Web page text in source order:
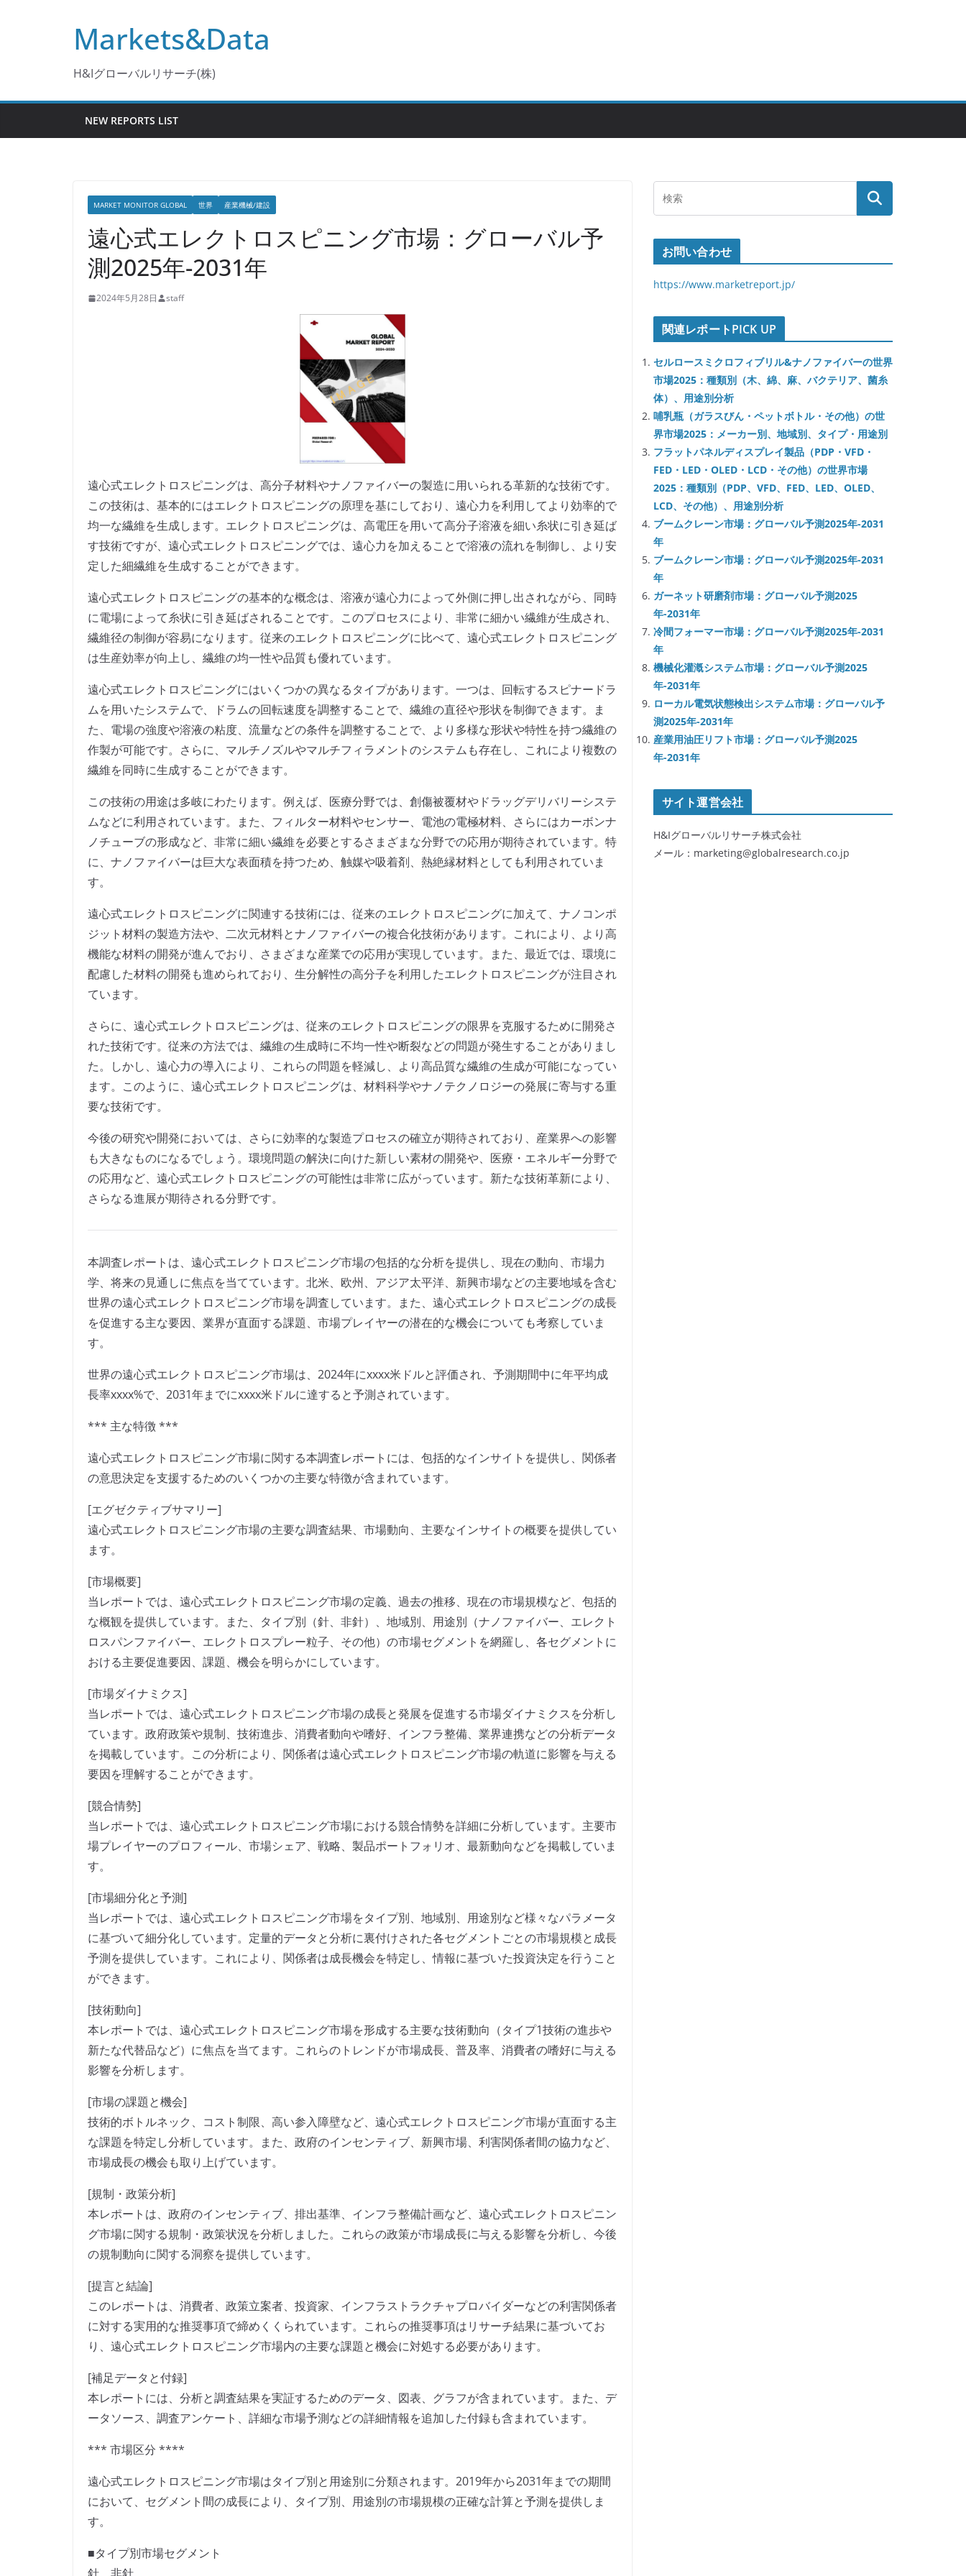
Markets&Data
H&Iグローバルリサーチ(株)
NEW REPORTS LIST
MARKET MONITOR GLOBAL 世界 産業機械/建設
遠心式エレクトロスピニング市場：グローバル予
測2025年-2031年
2024年5月28日 staff
遠心式エレクトロスピニングは、高分子材料やナノファイバーの製造に用いられる革新的な技術です。
この技術は、基本的にはエレクトロスピニングの原理を基にしており、遠心力を利用してより効率的で
均一な繊維を生成します。エレクトロスピニングは、高電圧を用いて高分子溶液を細い糸状に引き延ば
す技術ですが、遠心式エレクトロスピニングでは、遠心力を加えることで溶液の流れを制御し、より安
定した細繊維を生成することができます。
遠心式エレクトロスピニングの基本的な概念は、溶液が遠心力によって外側に押し出されながら、同時
に電場によって糸状に引き延ばされることです。このプロセスにより、非常に細かい繊維が生成され、
繊維径の制御が容易になります。従来のエレクトロスピニングに比べて、遠心式エレクトロスピニング
は生産効率が向上し、繊維の均一性や品質も優れています。
遠心式エレクトロスピニングにはいくつかの異なるタイプがあります。一つは、回転するスピナードラ
ムを用いたシステムで、ドラムの回転速度を調整することで、繊維の直径や形状を制御できます。ま
た、電場の強度や溶液の粘度、流量などの条件を調整することで、より多様な形状や特性を持つ繊維の
作製が可能です。さらに、マルチノズルやマルチフィラメントのシステムも存在し、これにより複数の
繊維を同時に生成することができます。
この技術の用途は多岐にわたります。例えば、医療分野では、創傷被覆材やドラッグデリバリーシステ
ムなどに利用されています。また、フィルター材料やセンサー、電池の電極材料、さらにはカーボンナ
ノチューブの形成など、非常に細い繊維を必要とするさまざまな分野での応用が期待されています。特
に、ナノファイバーは巨大な表面積を持つため、触媒や吸着剤、熱絶縁材料としても利用されていま
す。
遠心式エレクトロスピニングに関連する技術には、従来のエレクトロスピニングに加えて、ナノコンポ
ジット材料の製造方法や、二次元材料とナノファイバーの複合化技術があります。これにより、より高
機能な材料の開発が進んでおり、さまざまな産業での応用が実現しています。また、最近では、環境に
配慮した材料の開発も進められており、生分解性の高分子を利用したエレクトロスピニングが注目され
ています。
さらに、遠心式エレクトロスピニングは、従来のエレクトロスピニングの限界を克服するために開発さ
れた技術です。従来の方法では、繊維の生成時に不均一性や断裂などの問題が発生することがありまし
た。しかし、遠心力の導入により、これらの問題を軽減し、より高品質な繊維の生成が可能になってい
ます。このように、遠心式エレクトロスピニングは、材料科学やナノテクノロジーの発展に寄与する重
要な技術です。
今後の研究や開発においては、さらに効率的な製造プロセスの確立が期待されており、産業界への影響
も大きなものになるでしょう。環境問題の解決に向けた新しい素材の開発や、医療・エネルギー分野で
の応用など、遠心式エレクトロスピニングの可能性は非常に広がっています。新たな技術革新により、
さらなる進展が期待される分野です。
本調査レポートは、遠心式エレクトロスピニング市場の包括的な分析を提供し、現在の動向、市場力
学、将来の見通しに焦点を当てています。北米、欧州、アジア太平洋、新興市場などの主要地域を含む
世界の遠心式エレクトロスピニング市場を調査しています。また、遠心式エレクトロスピニングの成長
を促進する主な要因、業界が直面する課題、市場プレイヤーの潜在的な機会についても考察していま
す。
世界の遠心式エレクトロスピニング市場は、2024年にxxxx米ドルと評価され、予測期間中に年平均成
長率xxxx%で、2031年までにxxxx米ドルに達すると予測されています。
*** 主な特徴 ***
遠心式エレクトロスピニング市場に関する本調査レポートには、包括的なインサイトを提供し、関係者
の意思決定を支援するためのいくつかの主要な特徴が含まれています。
[エグゼクティブサマリー]
遠心式エレクトロスピニング市場の主要な調査結果、市場動向、主要なインサイトの概要を提供してい
ます。
[市場概要]
当レポートでは、遠心式エレクトロスピニング市場の定義、過去の推移、現在の市場規模など、包括的
な概観を提供しています。また、タイプ別（針、非針）、地域別、用途別（ナノファイバー、エレクト
ロスパンファイバー、エレクトロスプレー粒子、その他）の市場セグメントを網羅し、各セグメントに
おける主要促進要因、課題、機会を明らかにしています。
[市場ダイナミクス]
当レポートでは、遠心式エレクトロスピニング市場の成長と発展を促進する市場ダイナミクスを分析し
ています。政府政策や規制、技術進歩、消費者動向や嗜好、インフラ整備、業界連携などの分析データ
を掲載しています。この分析により、関係者は遠心式エレクトロスピニング市場の軌道に影響を与える
要因を理解することができます。
[競合情勢]
当レポートでは、遠心式エレクトロスピニング市場における競合情勢を詳細に分析しています。主要市
場プレイヤーのプロフィール、市場シェア、戦略、製品ポートフォリオ、最新動向などを掲載していま
す。
[市場細分化と予測]
当レポートでは、遠心式エレクトロスピニング市場をタイプ別、地域別、用途別など様々なパラメータ
に基づいて細分化しています。定量的データと分析に裏付けされた各セグメントごとの市場規模と成長
予測を提供しています。これにより、関係者は成長機会を特定し、情報に基づいた投資決定を行うこと
ができます。
[技術動向]
本レポートでは、遠心式エレクトロスピニング市場を形成する主要な技術動向（タイプ1技術の進歩や
新たな代替品など）に焦点を当てます。これらのトレンドが市場成長、普及率、消費者の嗜好に与える
影響を分析します。
[市場の課題と機会]
技術的ボトルネック、コスト制限、高い参入障壁など、遠心式エレクトロスピニング市場が直面する主
な課題を特定し分析しています。また、政府のインセンティブ、新興市場、利害関係者間の協力など、
市場成長の機会も取り上げています。
[規制・政策分析]
本レポートは、政府のインセンティブ、排出基準、インフラ整備計画など、遠心式エレクトロスピニン
グ市場に関する規制・政策状況を分析しました。これらの政策が市場成長に与える影響を分析し、今後
の規制動向に関する洞察を提供しています。
[提言と結論]
このレポートは、消費者、政策立案者、投資家、インフラストラクチャプロバイダーなどの利害関係者
に対する実用的な推奨事項で締めくくられています。これらの推奨事項はリサーチ結果に基づいてお
り、遠心式エレクトロスピニング市場内の主要な課題と機会に対処する必要があります。
[補足データと付録]
本レポートには、分析と調査結果を実証するためのデータ、図表、グラフが含まれています。また、デ
ータソース、調査アンケート、詳細な市場予測などの詳細情報を追加した付録も含まれています。
*** 市場区分 ****
遠心式エレクトロスピニング市場はタイプ別と用途別に分類されます。2019年から2031年までの期間
において、セグメント間の成長により、タイプ別、用途別の市場規模の正確な計算と予測を提供しま
す。
■タイプ別市場セグメント
お問い合わせ
https://www.marketreport.jp/
関連レポートPICK UP
セルロースミクロフィブリル&ナノファイバーの世界
市場2025：種類別（木、綿、麻、バクテリア、菌糸
体）、用途別分析
哺乳瓶（ガラスびん・ペットボトル・その他）の世
界市場2025：メーカー別、地域別、タイプ・用途別
フラットパネルディスプレイ製品（PDP・VFD・
FED・LED・OLED・LCD・その他）の世界市場
2025：種類別（PDP、VFD、FED、LED、OLED、
LCD、その他）、用途別分析
ブームクレーン市場：グローバル予測2025年-2031
年
ブームクレーン市場：グローバル予測2025年-2031
年
ガーネット研磨剤市場：グローバル予測2025
年-2031年
冷間フォーマー市場：グローバル予測2025年-2031
年
機械化灌漑システム市場：グローバル予測2025
年-2031年
ローカル電気状態検出システム市場：グローバル予
測2025年-2031年
産業用油圧リフト市場：グローバル予測2025
年-2031年
サイト運営会社
H&Iグローバルリサーチ株式会社
メール：marketing@globalresearch.co.jp